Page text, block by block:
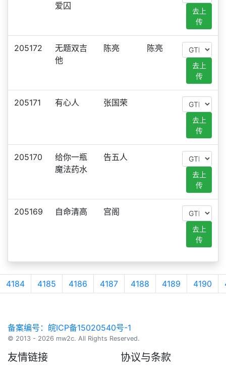
爱囚
去上
传
205172
无题双吉
他
陈亮 陈亮
去上
传
205171 有心人 张国荣
去上
传
205170
给你一瓶
魔法药水
告五人
去上
传
205169 自命清高 宫阁
去上
传
4184 4185 4186 4187 4188 4189 4190
备案编号：皖ICP备15020540号-1
© 2013 - 2026 mw2c. All Rights Reserved.
友情链接 协议与条款